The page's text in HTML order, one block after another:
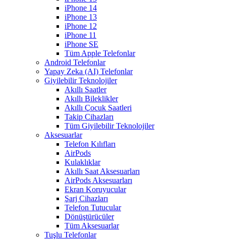
iPhone 14
iPhone 13
iPhone 12
iPhone 11
iPhone SE
Tüm Apple Telefonlar
Android Telefonlar
Yapay Zeka (AI) Telefonlar
Giyilebilir Teknolojiler
Akıllı Saatler
Akıllı Bileklikler
Akıllı Çocuk Saatleri
Takip Cihazları
Tüm Giyilebilir Teknolojiler
Aksesuarlar
Telefon Kılıfları
AirPods
Kulaklıklar
Akıllı Saat Aksesuarları
AirPods Aksesuarları
Ekran Koruyucular
Şarj Cihazları
Telefon Tutucular
Dönüştürücüler
Tüm Aksesuarlar
Tuşlu Telefonlar